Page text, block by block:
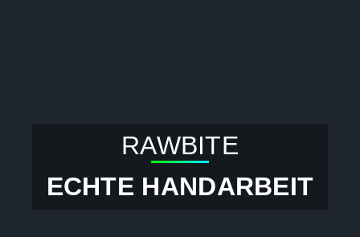
RAWBITE
ECHTE HANDARBEIT